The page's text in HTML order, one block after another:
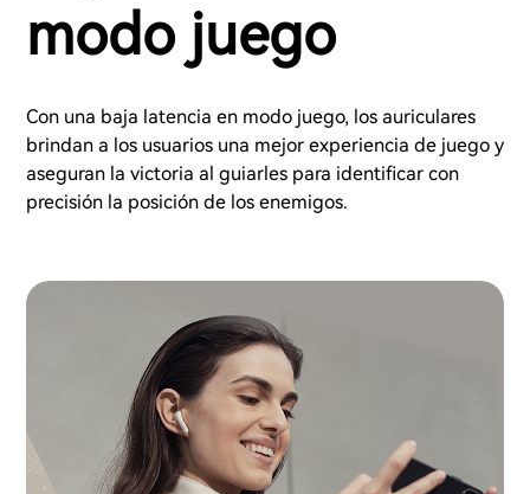
modo juego
Con una baja latencia en modo juego, los auriculares
brindan a los usuarios una mejor experiencia de juego y
aseguran la victoria al guiarles para identificar con
precisión la posición de los enemigos.